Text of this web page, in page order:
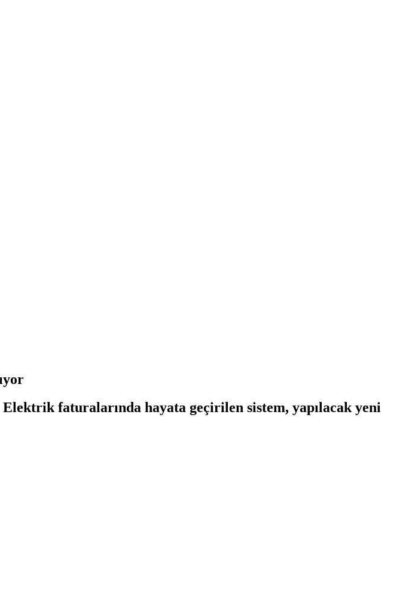
faturalarında hayata geçirilen sistem, yapılacak yeni